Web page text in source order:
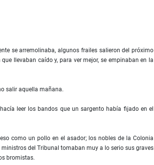
se arremolinaba, algunos frailes salieron del próximo
llevaban caído y, para ver mejor, se empinaban en la
salir aquella mañana.
leer los bandos que un sargento había fijado en el
como un pollo en el asador; los nobles de la Colonia
del Tribunal tomaban muy a lo serio sus graves
bromistas.